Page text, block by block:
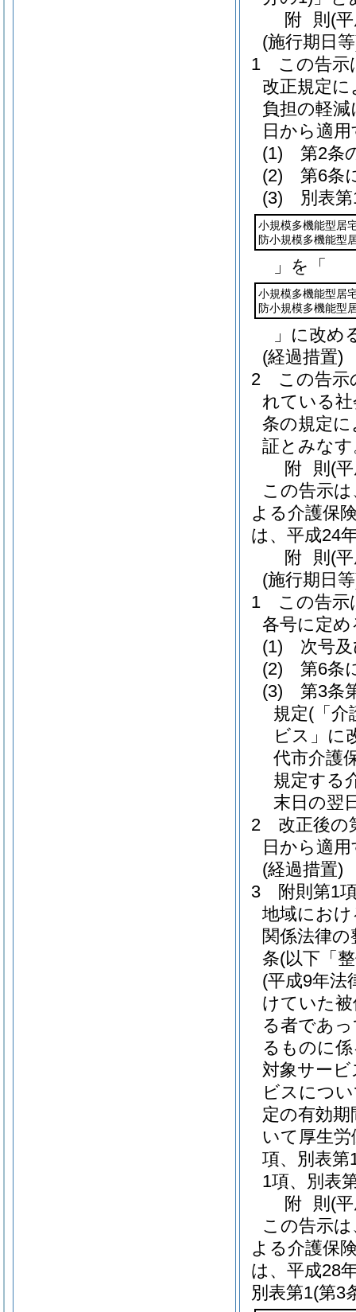
附 則 (
(施行期日
1
この告示
改正規定
負担の軽
日から適
(1)
第2条
(2)
第6条
(3)
別表
小規模多機能型居
防小規模多機能型
」を「
小規模多機能型居
防小規模多機能型
」に改め
(経過措置)
2
この告示
れている社
条の規定
証とみなす
附 則 (
この告示
よる介護保
は、平成24
附 則 (
(施行期日
1
この告示
各号に定
(1)
次号
(2)
第6条
(3)
第3条
規定(「介
ビス」に
代市介護
規定する
末日の翌
2
改正後の
日から適
(経過措置)
3
附則第1
地域にお
関係法律
条(以下「
(平成9年法
けていた
る者であ
るものに
対象サー
ビスにつ
定の有効
いて厚生
項、別表第
1項、別表
附 則 (
この告示
よる介護保
は、平成28
別表第1(第3